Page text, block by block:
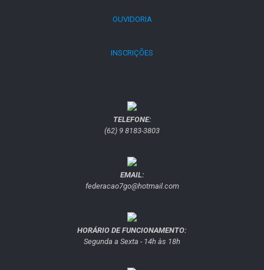
OUVIDORIA
INSCRIÇÕES
TELEFONE:
(62) 9 8183-3803
EMAIL:
federacao7go@hotmail.com
HORÁRIO DE FUNCIONAMENTO:
Segunda a Sexta - 14h às 18h